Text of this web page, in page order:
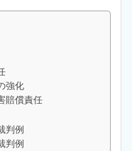
強化
賠償責任
判例
判例